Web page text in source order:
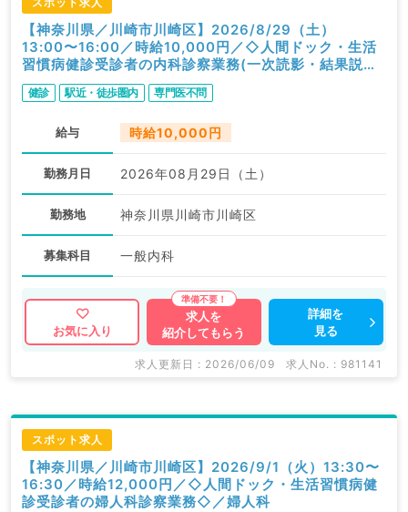
【神奈川県／川崎市川崎区】2026/8/29（土）
13:00〜16:00／時給10,000円／◇人間ドック・生活
習慣病健診受診者の内科診察業務(一次読影・結果説明
含む)◇／内科
健診 駅近・徒歩圏内 専門医不問
給与 時給10,000円
勤務月日 2026年08月29日（土）
勤務地 神奈川県川崎市川崎区
募集科目 一般内科
お気に入り
求人を
紹介してもらう
詳細を
見る
求人更新日 : 2026/06/09 求人No. : 981141
スポット求人
【神奈川県／川崎市川崎区】2026/9/1（火）13:30〜
16:30／時給12,000円／◇人間ドック・生活習慣病健
診受診者の婦人科診察業務◇／婦人科